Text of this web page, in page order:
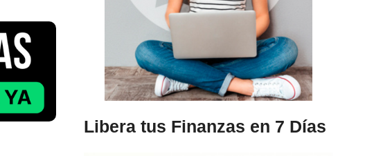
Libera tus Finanzas en 7 Días